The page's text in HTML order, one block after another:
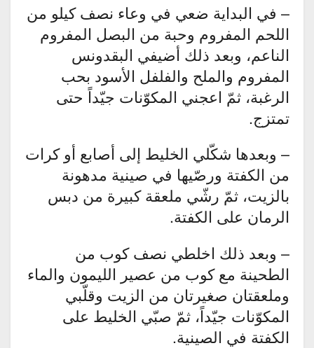
– في البداية ضعي في وعاء نصف كيلو من
اللحم المفروم وحبة من البصل المفروم
الناعم، وبعد ذلك أضيفي البقدونس
المفروم والملح والفلفل الأسود بحب
الرغبة، ثمّ اعجني المكوّنات جيّداً حتى
تمتزج.
– وبعدها شكّلي الخليط إلى أصابع أو كرات
من الكفتة ورصّيها في صينية مدهونة
بالزيت، ثمّ رشّي ملعقة كبيرة من دبس
الرمان على الكفتة.
– وبعد ذلك اخلطي نصف كوب من
الطحينة مع كوب من عصير الليمون والماء
وملعقتان صغيرتان من الزيت وقلّبي
المكوّنات جيّداً، ثمّ صبّي الخليط على
الكفتة في الصينية.